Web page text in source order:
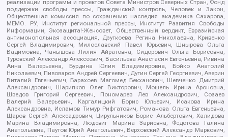
реализации программ и проектов Совета Министров Северных Стран, Фонд
поддержки свободы прессы, Гражданский контроль, Человек и Закон,
Общественная комиссия по сохранению наследия академика Сахарова,
МЕМО. РУ, Институт региональной прессы, Институт Развития Свободы
Информации, Экозащита!-Женсовет, Общественный вердикт, Евразийская
антимонопольная ассоциация, Дзугкоева Регина Николаевна, Кривенко
Сергей Владимирович, Милославский Павел Юрьевич, Шнырова Ольга
Вадимовна, Чанышева Лилия Айратовна, Сидорович Ольга Борисовна,
Туровский Александр Алексеевич, Васильева Анастасия Евгеньевна, Ривина
Анна Валерьевна, Бурдина Юлия Владимировна, Бойко Анатолий
Николаевич, Пивоваров Андрей Сергеевич, Дугин Сергей Георгиевич, Аверин
Виталий Евгеньевич, Барахоев Магомед Бекханович, Шевченко Дмитрий
Александрович, Шарипков Олег Викторович, Мошель Ирина Ароновна,
Шведов Григорий Сергеевич, Пономарев Лев Александрович, Созаев
Валерий Валерьевич, Каргалицкий Борис Юльевич, Исакова Ирина
Александровна, Исламов Тимур Рифгатович, Романова Ольга Евгеньевна,
Щаров Сергей Алексадрович, Цирульников Борис Альбертович, Халидова
Марина Владимировна, Людевиг Марина Зариевна, Федотова Галина
Анатольевна, Паутов Юрий Анатольевич, Верховский Александр Маркович,